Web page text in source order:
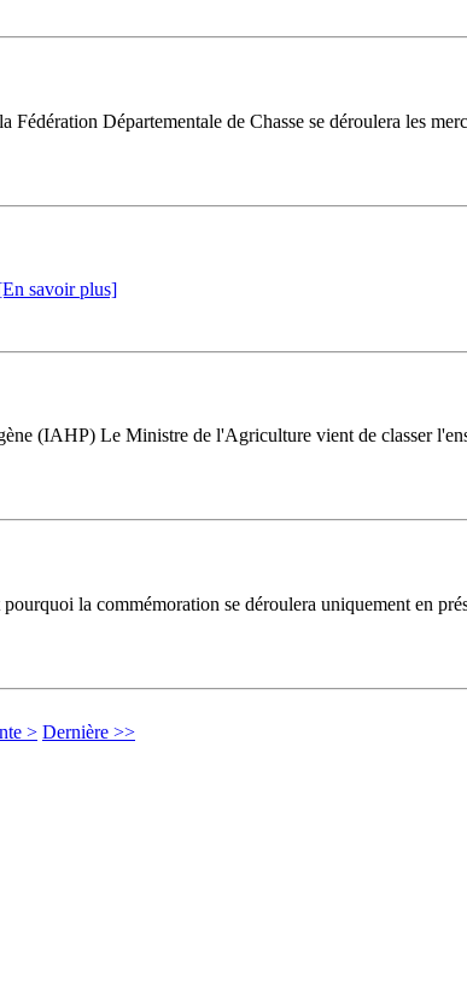
Fédération Départementale de Chasse se déroulera les
savoir plus]
(IAHP) Le Ministre de l'Agriculture vient de classer
la commémoration se déroulera uniquement en
> Dernière >>